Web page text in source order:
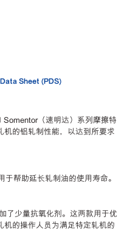
Sheet (PDS)
Somentor（速明达）系列摩擦特
的铝轧制性能，以达到所要求
帮助延长轧制油的使用寿命。
了少量抗氧化剂。这两款用于优
的操作人员为满足特定轧机的